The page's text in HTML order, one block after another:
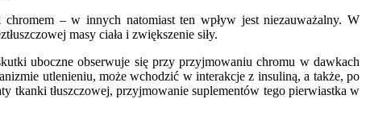
chromem – w innych natomiast ten wpływ jest niezauważalny. W
masy ciała i zwiększenie siły.
uboczne obserwuje się przy przyjmowaniu chromu w dawkach
utlenieniu, może wchodzić w interakcje z insuliną, a także, po
tkanki tłuszczowej, przyjmowanie suplementów tego pierwiastka w